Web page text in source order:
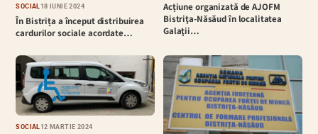
SOCIAL 18 IUNIE 2024
În Bistrița a început distribuirea
cardurilor sociale acordate…
Acțiune organizată de AJOFM
Bistriţa-Năsăud în localitatea
Galaţii…
SOCIAL 12 MARTIE 2024